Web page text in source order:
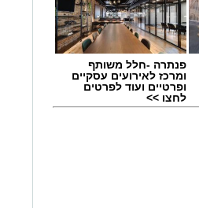
פנתרה -חלל משותף
ומרכז לאירועים עסקיים
ופרטיים ועוד לפרטים
לחצו >>